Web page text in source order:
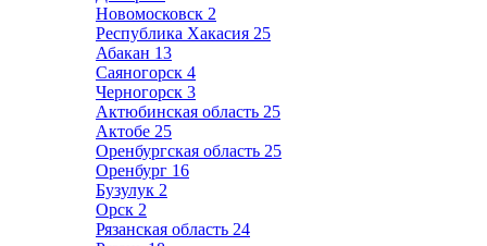
Новомосковск 2
Республика Хакасия 25
Абакан 13
Саяногорск 4
Черногорск 3
Актюбинская область 25
Актобе 25
Оренбургская область 25
Оренбург 16
Бузулук 2
Орск 2
Рязанская область 24